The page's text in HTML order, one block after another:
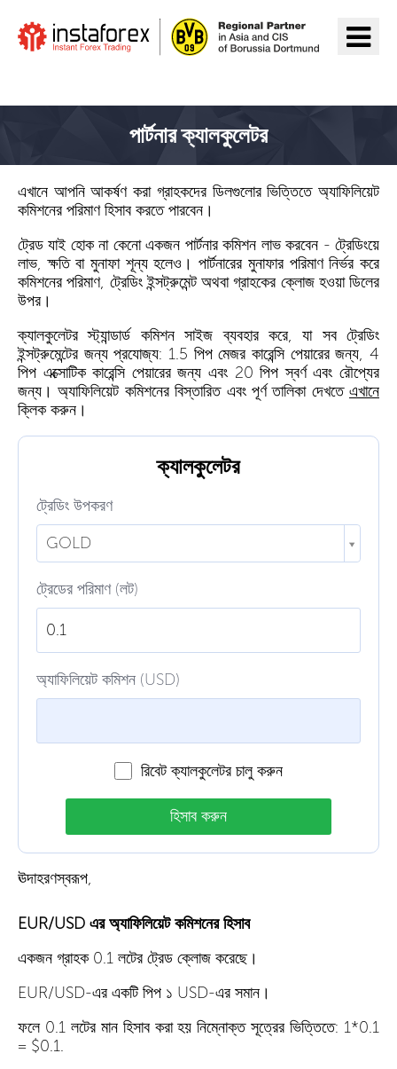
পার্টনার ক্যালকুলেটর
এখানে আপনি আকর্ষণ করা গ্রাহকদের ডিলগুলোর ভিত্তিতে অ্যাফিলিয়েট
কমিশনের পরিমাণ হিসাব করতে পারবেন।
ট্রেড যাই হোক না কেনো একজন পার্টনার কমিশন লাভ করবেন - ট্রেডিংয়ে
লাভ, ক্ষতি বা মুনাফা শূন্য হলেও। পার্টনারের মুনাফার পরিমাণ নির্ভর করে
কমিশনের পরিমাণ, ট্রেডিং ইন্সট্রুমেন্ট অথবা গ্রাহকের ক্লোজ হওয়া ডিলের
উপর।
ক্যালকুলেটর স্ট্যান্ডার্ড কমিশন সাইজ ব্যবহার করে, যা সব ট্রেডিং
ইন্সট্রুমেন্টের জন্য প্রযোজ্য: 1.5 পিপ মেজর কারেন্সি পেয়ারের জন্য, 4
পিপ এক্সোটিক কারেন্সি পেয়ারের জন্য এবং 20 পিপ স্বর্ণ এবং রৌপ্যের
জন্য। অ্যাফিলিয়েট কমিশনের বিস্তারিত এবং পূর্ণ তালিকা দেখতে এখানে
ক্লিক করুন।
ক্যালকুলেটর
ট্রেডিং উপকরণ
GOLD
ট্রেডের পরিমাণ (লট)
অ্যাফিলিয়েট কমিশন (USD)
রিবেট ক্যালকুলেটর চালু করুন
হিসাব করুন
ঊদাহরণস্বরূপ,
EUR/USD এর অ্যাফিলিয়েট কমিশনের হিসাব
একজন গ্রাহক 0.1 লটের ট্রেড ক্লোজ করেছে।
EUR/USD-এর একটি পিপ ১ USD-এর সমান।
ফলে 0.1 লটের মান হিসাব করা হয় নিম্নোক্ত সূত্রের ভিত্তিতে: 1*0.1
= $0.1.